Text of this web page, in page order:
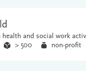
health and social work
> 500 non-profit